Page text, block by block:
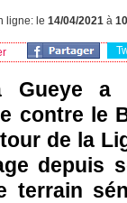
ligne: le 14/04/2021 à
Gueye a
contre le
de la
depuis
terrain